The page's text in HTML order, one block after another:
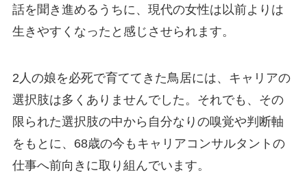
話を聞き進めるうちに、現代の女性は以前よりは
生きやすくなったと感じさせられます。
2人の娘を必死で育ててきた鳥居には、キャリアの
選択肢は多くありませんでした。それでも、その
限られた選択肢の中から自分なりの嗅覚や判断軸
をもとに、68歳の今もキャリアコンサルタントの
仕事へ前向きに取り組んでいます。